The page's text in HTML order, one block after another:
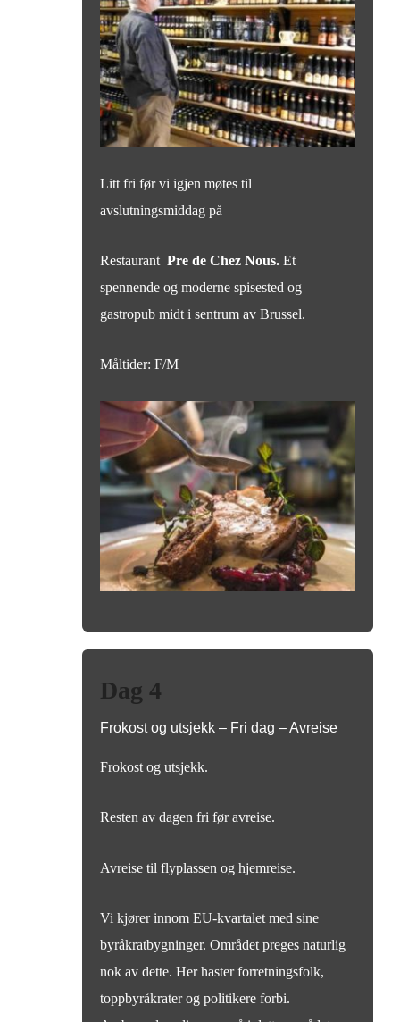
Litt fri før vi igjen møtes til
avslutningsmiddag på
Restaurant Pre de Chez Nous. Et
spennende og moderne spisested og
gastropub midt i sentrum av Brussel.
Måltider: F/M
Dag 4
Frokost og utsjekk – Fri dag – Avreise
Frokost og utsjekk.
Resten av dagen fri før avreise.
Avreise til flyplassen og hjemreise.
Vi kjører innom EU-kvartalet med sine
byråkratbygninger. Området preges naturlig
nok av dette. Her haster forretningsfolk,
toppbyråkrater og politikere forbi.